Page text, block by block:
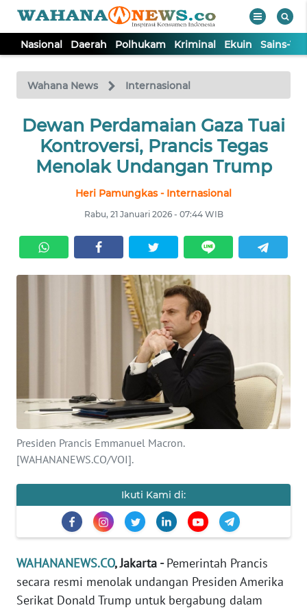
Nasional Daerah Polhukam Kriminal Ekuin Sains-
Wahana News Internasional
Dewan Perdamaian Gaza Tuai
Kontroversi, Prancis Tegas
Menolak Undangan Trump
Heri Pamungkas - Internasional
Rabu, 21 Januari 2026 - 07:44 WIB
Presiden Prancis Emmanuel Macron.
[WAHANANEWS.CO/VOI].
Ikuti Kami di:
WAHANANEWS.CO, Jakarta -Pemerintah Prancis
secara resmi menolak undangan Presiden Amerika
Serikat Donald Trump untuk bergabung dalam
TV
Tutup
NASIONAL
DAERAH
KRIMINAL
EKUIN
INTERNASIONAL
SERBA-SERBI
PENDIDIKAN
OLAHRAGA
EDITORIAL